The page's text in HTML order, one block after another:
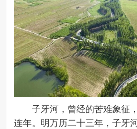
子牙河，曾经的苦难象征
连年。明万历二十三年，子牙